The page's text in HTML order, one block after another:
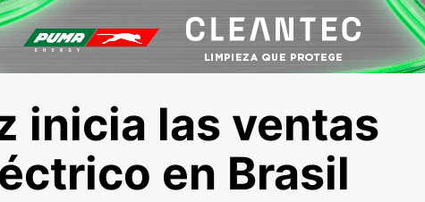
inicia las ventas
en Brasil